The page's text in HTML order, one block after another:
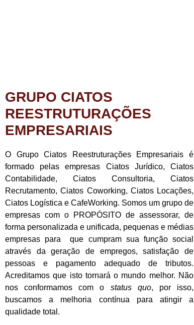
GRUPO CIATOS
REESTRUTURAÇÕES
EMPRESARIAIS
O Grupo Ciatos Reestruturações Empresariais é
formado pelas empresas Ciatos Jurídico, Ciatos
Contabilidade, Ciatos Consultoria, Ciatos
Recrutamento, Ciatos Coworking, Ciatos Locações,
Ciatos Logística e CafeWorking. Somos um grupo de
empresas com o PROPÓSITO de assessorar, de
forma personalizada e unificada, pequenas e médias
empresas para que cumpram sua função social
através da geração de empregos, satisfação de
pessoas e pagamento adequado de tributos.
Acreditamos que isto tornará o mundo melhor. Não
nos conformamos com o status quo, por isso,
buscamos a melhoria contínua para atingir a
qualidade total.